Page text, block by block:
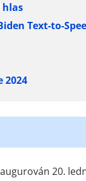
hlas
Text-to-
2024
20.